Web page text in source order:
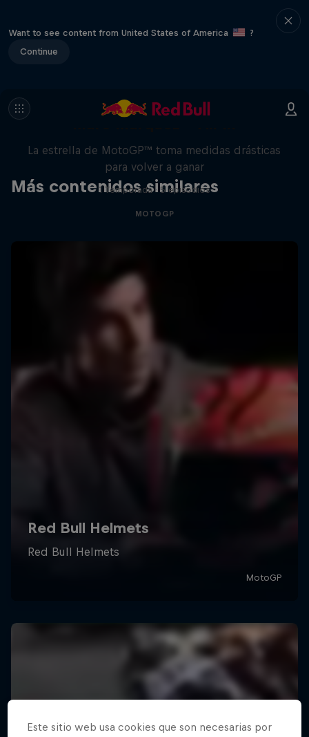
Want to see content from United States of America
?
Continue
Más contenidos similares
Marc Márquez – All In
La estrella de MotoGP™ toma medidas drásticas
para volver a ganar
1 Temporada · 5 episodios
MOTOGP
Este sitio web usa cookies que son necesarias por